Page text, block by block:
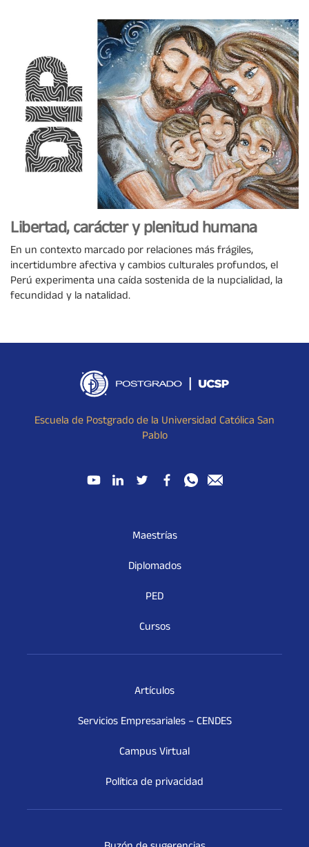
Libertad, carácter y plenitud humana
En un contexto marcado por relaciones más frágiles,
incertidumbre afectiva y cambios culturales profundos, el
Perú experimenta una caída sostenida de la nupcialidad, la
fecundidad y la natalidad.
Escuela de Postgrado de la Universidad Católica San
Pablo
Maestrías
Diplomados
PED
Cursos
Artículos
Servicios Empresariales – CENDES
Campus Virtual
Política de privacidad